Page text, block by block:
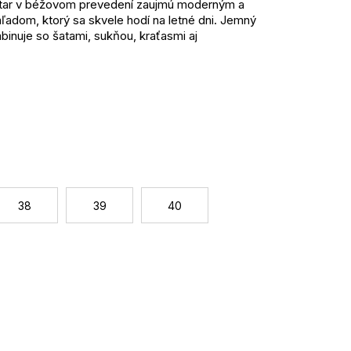
38 39 40
v béžovom prevedení zaujmú moderným a
ktorý sa skvele hodí na letné dni. Jemný
so šatami, sukňou, kraťasmi aj
dodáva modelu výraznejší štýl.
ktorá prispieva k pohodlnému noseniu počas
s výškou 4 cm podporuje komfort pri
ktoré hľadajú spojenie pohodlia, ľahkosti a
s outfitmi